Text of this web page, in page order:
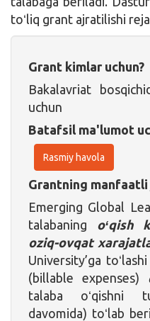
toʻliq grant ajratilishi
Grant kimlar uchun?
Bakalavriat
uchun
Batafsil ma'lumot
Rasmiy havola
Grantning
Emerging Global
talabaning oʻqish
oziq-ovqat
University’ga
(billable expenses)
talaba oʻqishni
davomida) toʻlab